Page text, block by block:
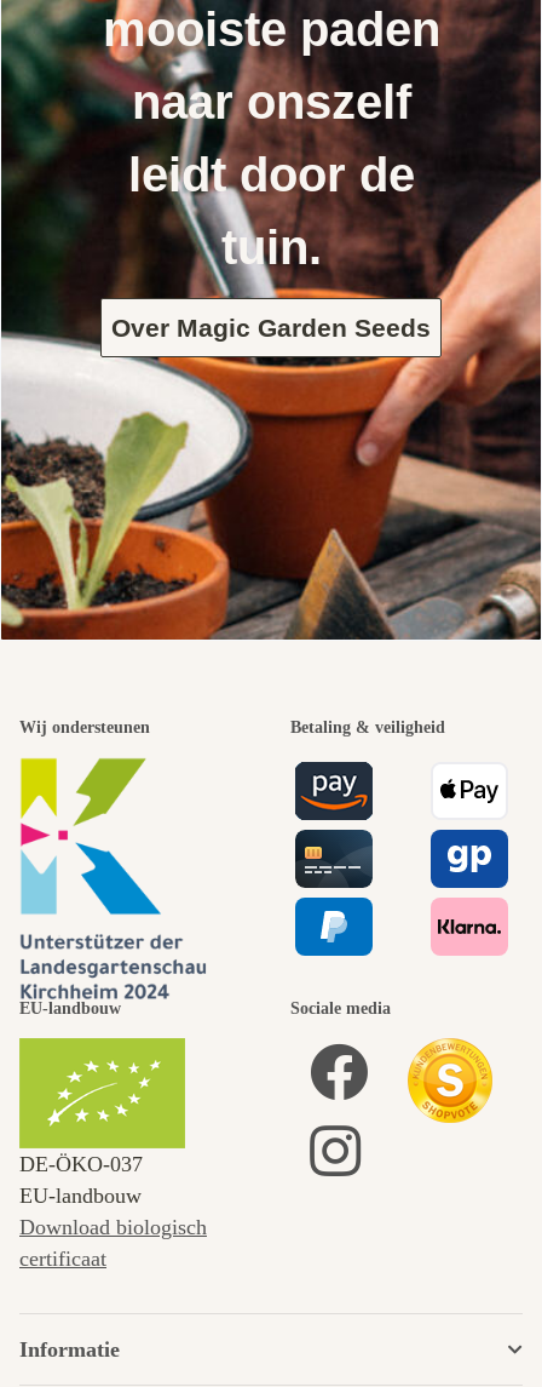
mooiste paden
naar onszelf
leidt door de
tuin.
Over Magic Garden Seeds
Wij ondersteunen Betaling & veiligheid
EU-landbouw
DE‑ÖKO‑037
EU-landbouw
Download biologisch
certificaat
Sociale media
Informatie